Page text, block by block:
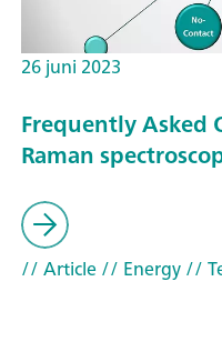
26 juni 2023
Frequently Asked
Raman
// Article// Energy//